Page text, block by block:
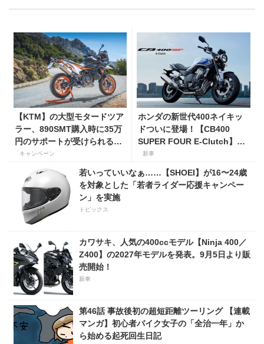
【KTM】の大型モタードツア
ラー、890SMT購入時に35万
円のサポートが受けられるキ
ャンペーンを実施中！
キャンペーン
ホンダの新世代400ネイキッ
ドついに登場！【CB400
SUPER FOUR E-Clutch】8
月21日に発売！ 価格99万
新車
若いっていいなぁ……【SHOEI】が16〜24歳
を対象とした「若者ライダー応援キャンペー
ン」を実施
トピックス
カワサキ、人気の400ccモデル【Ninja 400／
Z400】の2027年モデルを発表。9月5日より販
売開始！
新車
第46話 事故後初の超短距離ツーリング 【連載
マンガ】初心者バイク女子の「全治一年」か
ら始める起死回生日記